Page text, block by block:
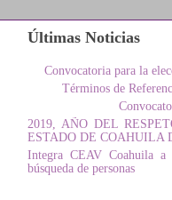
Últimas Noticias
Convocatoria para la
Términos de
2019, AÑO DEL
ESTADO DE COAHUILA
Integra CEAV Coahuila a
búsqueda de personas